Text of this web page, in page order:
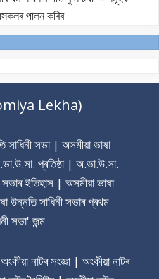
পালন কৰিব
Lekha)
সভা | অসমীয়া ভাষা
প্ৰতিষ্ঠা | অ.ভা.উ.সা.
সভাৰ ‎ইতিহাস | অসমীয়া ভাষা
উন্নতি সাধিনী সভাৰ প্ৰথম
সভা' জন্ম
নাটৰ সংজ্ঞা | অংকীয়া নাটৰ